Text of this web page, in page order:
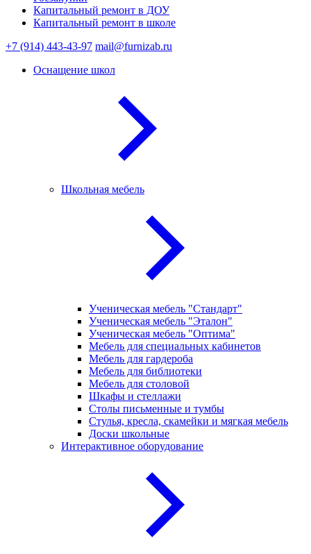
Капитальный ремонт в ДОУ
Капитальный ремонт в школе
+7 (914) 443-43-97 mail@furnizab.ru
Оснащение школ
Школьная мебель
Ученическая мебель "Стандарт"
Ученическая мебель "Эталон"
Ученическая мебель "Оптима"
Мебель для специальных кабинетов
Мебель для гардероба
Мебель для библиотеки
Мебель для столовой
Шкафы и стеллажи
Столы письменные и тумбы
Стулья, кресла, скамейки и мягкая мебель
Доски школьные
Интерактивное оборудование